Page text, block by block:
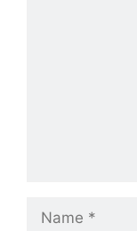
Name